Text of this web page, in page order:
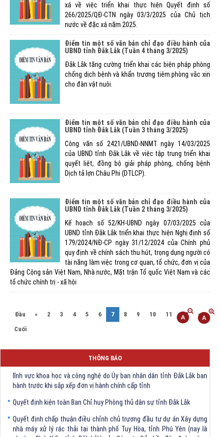
xá về việc triển khai thực hiện Quyết định số
266/2025/QĐ-CTN ngày 03/3/2025 của Chủ tịch
nước về đặc xá năm 2025.
Điểm tin một số văn bản chỉ đạo điều hành của
UBND tỉnh Đắk Lắk (Tuần 4 tháng 3/2025)
Đắk Lắk tăng cường triển khai các biện pháp phòng
chống dịch bệnh và khẩn trương tiêm phòng vắc xin
cho đàn vật nuôi.
Điểm tin một số văn bản chỉ đạo điều hành của
UBND tỉnh Đắk Lắk (Tuần 3 tháng 3/2025)
Công văn số 2421/UBND-NNMT ngày 14/03/2025
của UBND tỉnh Đắk Lắk về việc tập trung triển khai
quyết liệt, đồng bộ giải pháp phòng, chống bệnh
Dịch tả lợn Châu Phi (DTLCP).
Điểm tin một số văn bản chỉ đạo điều hành của
UBND tỉnh Đắk Lắk (Tuần 2 tháng 3/2025)
Kế hoạch số 52/KH-UBND ngày 07/03/2025 của
UBND tỉnh Đắk Lắk triển khai thực hiện Nghị định số
179/2024/NĐ-CP ngày 31/12/2024 của Chính phủ
quy định về chính sách thu hút, trọng dụng người có
tài năng làm việc trong cơ quan, tổ chức, đơn vị của
Đảng Cộng sản Việt Nam, Nhà nước, Mặt trận Tổ quốc Việt Nam và các
tổ chức chính trị - xã hội
Đầu « 2 3 4 5 6 7(current)
8 9 10 11 12
»
Cuối
THÔNG BÁO
Quyết định Về việc bãi bỏ một số văn bảng quy phạm pháp luật trong
hành trước khi sắp xếp đơn vị hành chính cấp tỉnh
nhà máy xử lý rác thải tại thành phố Tuy Hòa, tỉnh Phú Yên (nay là
phường Bình Kiến, tỉnh Đắk Lắk) của Công ty Cổ phần Tập đoàn công